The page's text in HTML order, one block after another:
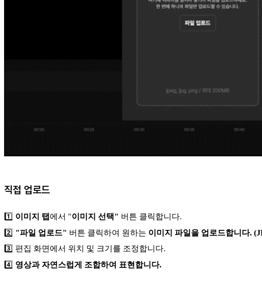
직접 업로드
1️⃣ 이미지 탭 에서 "이미지 선택" 버튼 클릭합니다.
2️⃣ "파일 업로드" 버튼 클릭하여 원하는 이미지 파일을 업로드합니다.
3️⃣ 편집 화면에서 위치 및 크기를 조정합니다.
4️⃣ 영상과 자연스럽게 조합하여 표현합니다.